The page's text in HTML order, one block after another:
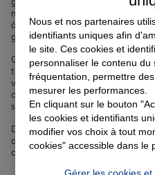
mérite une protection sur
à Massy sont à votre écoute pour
garanties.
Que vous souhaitiez assurer
tranquillité sur l'Avenue de Paris
votre logement et vos biens,
optimale ou sécuriser votreprêt
solution qu'il vous faut.
Découvrez nos offres d'
d'
assurance emprunteur et de
conçues pour répondre à vos
Nous et nos partenaires
identifiants uniques afin
le site. Ces cookies et
personnaliser le contenu du
fréquentation, permettre
mesurer les performances.
En cliquant sur le bouton
les cookies et identifiants
modifier vos choix à tout
cookies" accessible dans le
Gérer les cookies